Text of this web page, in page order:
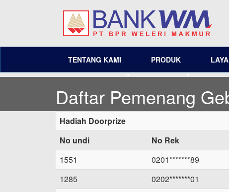
TENTANG KAMI PRODUK
Daftar Pemenang
Hadiah Doorprize
No undi
No Rek
1551
0201*******89
1285
0202*******01